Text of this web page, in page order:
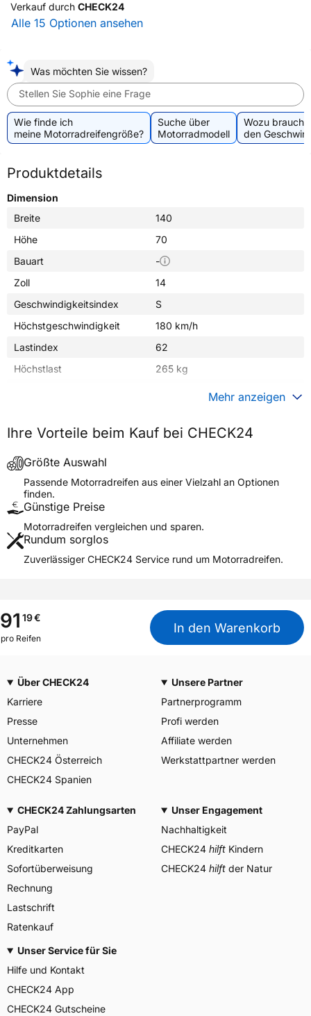
Verkauf durch CHECK24
Alle 15 Optionen ansehen
Was möchten Sie wissen?
Stellen Sie Sophie eine Frage
Wie finde ich
meine Motorradreifengröße?
Suche über
Motorradmodell
Wozu
den
Produktdetails
Dimension
Breite
140
Höhe
70
Bauart
-
Zoll
14
Geschwindigkeitsindex
S
Höchstgeschwindigkeit
180 km/h
Lastindex
62
Höchstlast
265 kg
Fahrzeugtyp
Motorrad
Verwendung
Modellname
DIABLO ROSSO SCOOTER
Reifenposition
Motorradtyp
Scooter
Weitere Eigenschaften
M+S
Nein
M/C
Allgemeine Produktsicherheit (GPSR)
Herstellerkontakt
PIRELLI TYRE SPA, Viale
Piero e Alberto Pirelli 25
20126 Milano Italien,
consumer.support@pirelli.co
Mehr anzeigen
Ihre Vorteile beim Kauf bei CHECK24
Größte Auswahl
Passende Motorradreifen aus einer Vielzahl an Optionen
finden.
Günstige Preise
Motorradreifen vergleichen und sparen.
Rundum sorglos
Zuverlässiger CHECK24 Service rund um Motorradreifen.
91 19€
pro Reifen
In den Warenkorb
Über CHECK24
Karriere
Presse
Unternehmen
CHECK24 Österreich
CHECK24 Spanien
Unsere Partner
Partnerprogramm
Profi werden
Affiliate werden
Werkstattpartner werden
CHECK24 Zahlungsarten
PayPal
Kreditkarten
Sofortüberweisung
Rechnung
Lastschrift
Ratenkauf
Unser Engagement
Nachhaltigkeit
CHECK24 hilft Kindern
CHECK24 hilft der Natur
Unser Service für Sie
Hilfe und Kontakt
CHECK24 App
CHECK24 Gutscheine